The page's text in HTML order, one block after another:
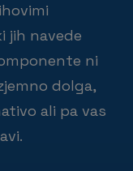
jih navede
ni
dolga,
ali pa vas